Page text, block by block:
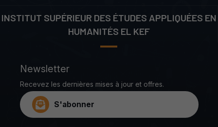
INSTITUT SUPÉRIEUR DES ÉTUDES APPLIQUÉES EN
HUMANITÉS EL KEF
Newsletter
Recevez les dernières mises à jour et offres.
S'abonner